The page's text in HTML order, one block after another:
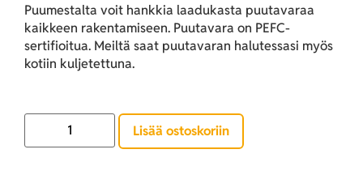
Puumestalta voit hankkia laadukasta puutavaraa
kaikkeen rakentamiseen. Puutavara on PEFC-
sertifioitua. Meiltä saat puutavaran halutessasi myös
kotiin kuljetettuna.
Lisää ostoskoriin